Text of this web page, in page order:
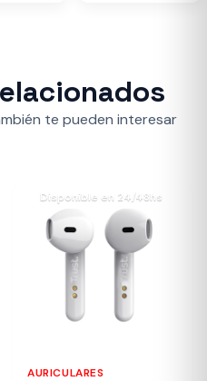
te pueden interesar
Disponible en 24/48hs
AURICULARES